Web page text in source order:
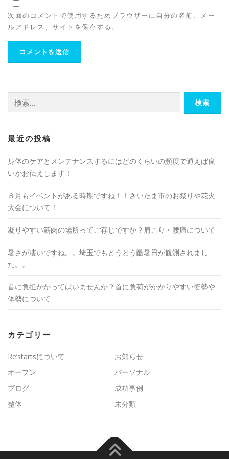
次回のコメントで使用するためブラウザーに自分の名前、メー
ルアドレス、サイトを保存する。
索:
最近の投稿
身体のケアとメンテナンスするにはどのくらいの頻度で通えば良
いかお伝えします！
８月もイベントがある時期ですね！！さいたま市のお祭りや花火
大会について！
凝りやすい筋肉の場所ってご存じですか？肩こり・腰痛について
暑さが凄いですね。。埼玉でもとうとう酷暑日が観測されまし
た。。
首に負担かかってはいませんか？首に負荷がかかりやすい姿勢や
体勢について
カテゴリー
Re’startsについて
お知らせ
オープン
パーソナル
ブログ
成功事例
整体
未分類